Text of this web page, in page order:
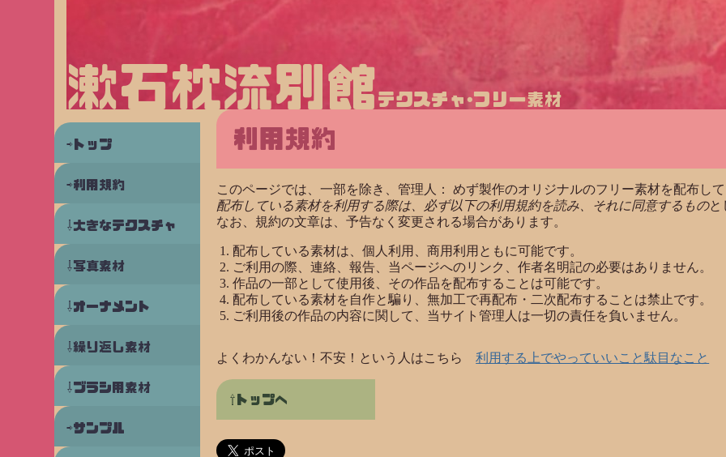
漱石枕流別館テクスチャ･フリー素材
トップ
利用規約
大きなテクスチャ
写真素材
オーナメント
繰り返し素材
ブラシ用素材
サンプル
利用規約
このページでは、一部を除き、管理人： めず製作のオリジナルのフリー素材を配布し
配布している素材を利用する際は、必ず以下の利用規約を読み、それに同意するものと
なお、規約の文章は、予告なく変更される場合があります。
配布している素材は、個人利用、商用利用ともに可能です。
ご利用の際、連絡、報告、当ページへのリンク、作者名明記の必要はありません。
作品の一部として使用後、その作品を配布することは可能です。
配布している素材を自作と騙り、無加工で再配布・二次配布することは禁止です。
ご利用後の作品の内容に関して、当サイト管理人は一切の責任を負いません。
よくわかんない！不安！という人はこちら利用する上でやっていいこと駄目なこと
トップへ